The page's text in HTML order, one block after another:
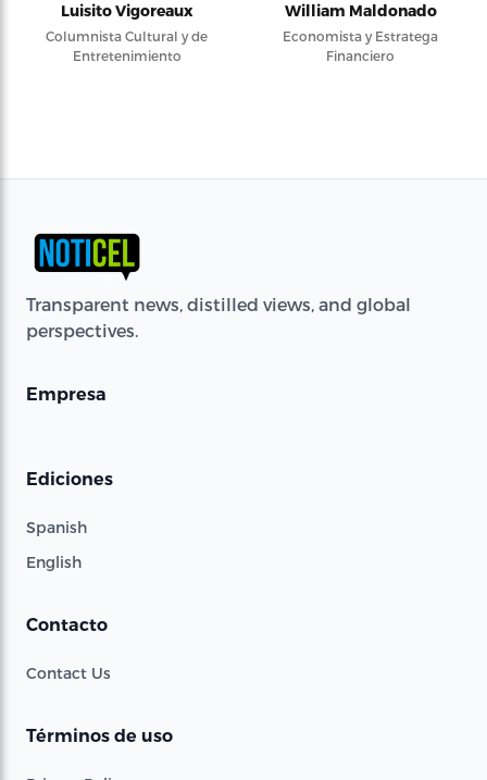
Luisito Vigoreaux
Columnista Cultural y de
Entretenimiento
William Maldonado
Economista y Estratega
Financiero
Transparent news, distilled views, and global
perspectives.
Empresa
Ediciones
Spanish
English
Contacto
Contact Us
Términos de uso